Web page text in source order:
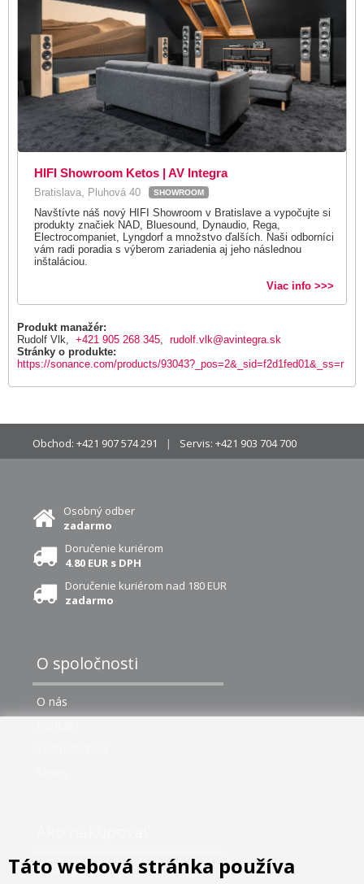
HIFI Showroom Ketos | AV Integra
Bratislava, Pluhová 40 SHOWROOM
Navštívte náš nový HIFI Showroom v Bratislave a vypočujte si
produkty značiek NAD, Bluesound, Dynaudio, Rega,
Electrocompaniet, Lyngdorf a množstvo ďalších. Naši odborníci
vám radi poradia s výberom zariadenia aj jeho následnou
inštaláciou.
Viac info >>>
Produkt manažér:
Rudolf Vlk, +421 905 268 345, rudolf.vlk@avintegra.sk
Stránky o produkte:
https://sonance.com/products/93043?_pos=2&_sid=f2d1fed01&_ss=r
Obchod: +421 907 574 291 Servis: +421 903 704 700
Osobný odber
zadarmo
Doručenie kuriérom
4.80 EUR s DPH
Doručenie kuriérom nad 180 EUR
zadarmo
O spoločnosti
O nás
Možnosti platby
Táto webová stránka používa